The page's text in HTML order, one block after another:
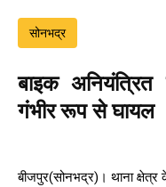
सोनभद्र
बाइक
गंभीर रूप से घायल
बीजपुर(सोनभद्र)। थाना